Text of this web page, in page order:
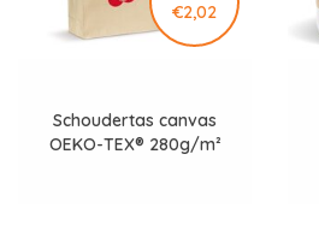
€2,02
Schoudertas canvas
OEKO-TEX® 280g/m²